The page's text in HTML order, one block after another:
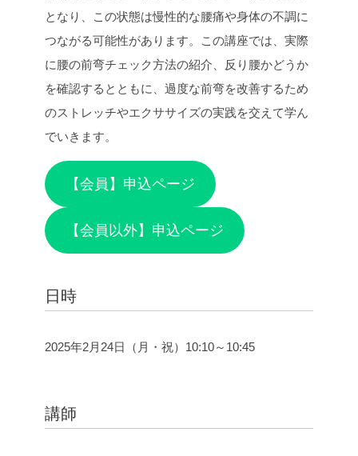
となり、この状態は慢性的な腰痛や身体の不調に
つながる可能性があります。この講座では、実際
に腰の前弯チェック方法の紹介、反り腰かどうか
を確認するとともに、過度な前弯を改善するため
のストレッチやエクササイズの実践を交えて学ん
でいきます。
【会員】申込ページ
【会員以外】申込ページ
日時
2025年2月24日（月・祝）10:10～10:45
講師